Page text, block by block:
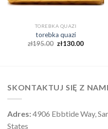
TOREBKA QUAZI
torebka quazi
zł195.00 zł130.00
SKONTAKTUJ SIĘ Z NAMI
Adres:4906 Ebbtide Way,
States